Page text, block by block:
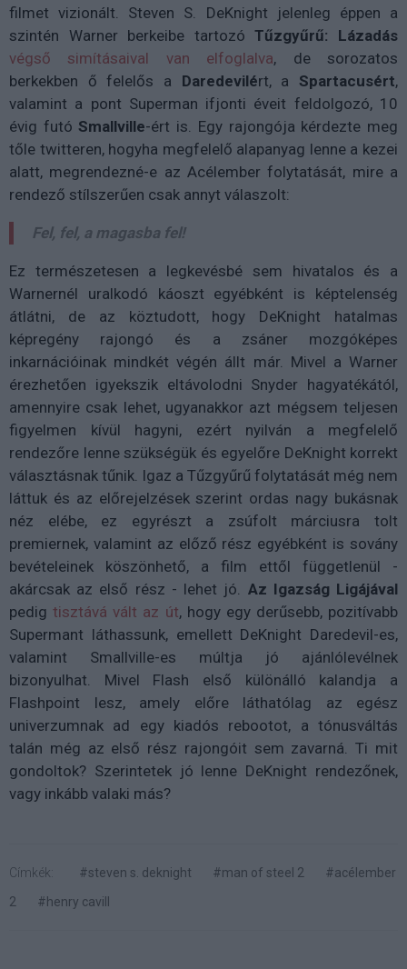
filmet vizionált. Steven S. DeKnight jelenleg éppen a
szintén Warner berkeibe tartozóTűzgyűrű: Lázadás
végső simításaival van elfoglalva, de sorozatos
berkekben ő felelős a Daredevilért, aSpartacusért,
valamint a pont Superman ifjonti éveit feldolgozó, 10
évig futóSmallville-ért is. Egy rajongója kérdezte meg
tőle twitteren, hogyha megfelelő alapanyag lenne a kezei
alatt, megrendezné-e az Acélember folytatását, mire a
rendező stílszerűen csak annyt válaszolt:
Fel, fel, a magasba fel!
Ez természetesen a legkevésbé sem hivatalos és a
Warnernél uralkodó káoszt egyébként is képtelenség
átlátni, de az köztudott, hogy DeKnight hatalmas
képregény rajongó és a zsáner mozgóképes
inkarnációinak mindkét végén állt már. Mivel a Warner
érezhetően igyekszik eltávolodni Snyder hagyatékától,
amennyire csak lehet, ugyanakkor azt mégsem teljesen
figyelmen kívül hagyni, ezért nyilván a megfelelő
rendezőre lenne szükségük és egyelőre DeKnight korrekt
választásnak tűnik. Igaz a Tűzgyűrű folytatását még nem
láttuk és az előrejelzések szerint ordas nagy bukásnak
néz elébe, ez egyrészt a zsúfolt márciusra tolt
premiernek, valamint az előző rész egyébként is sovány
bevételeinek köszönhető, a film ettől függetlenül -
akárcsak az első rész - lehet jó. Az Igazság Ligájával
pedigtisztává vált az út, hogy egy derűsebb, pozitívabb
Supermant láthassunk, emellett DeKnight Daredevil-es,
valamint Smallville-es múltja jó ajánlólevélnek
bizonyulhat. Mivel Flash első különálló kalandja a
Flashpoint lesz, amely előre láthatólag az egész
univerzumnak ad egy kiadós rebootot, a tónusváltás
talán még az első rész rajongóit sem zavarná. Ti mit
gondoltok? Szerintetek jó lenne DeKnight rendezőnek,
vagy inkább valaki más?
Címkék: #steven s. deknight #man of steel 2
#acélember
2
#henry cavill